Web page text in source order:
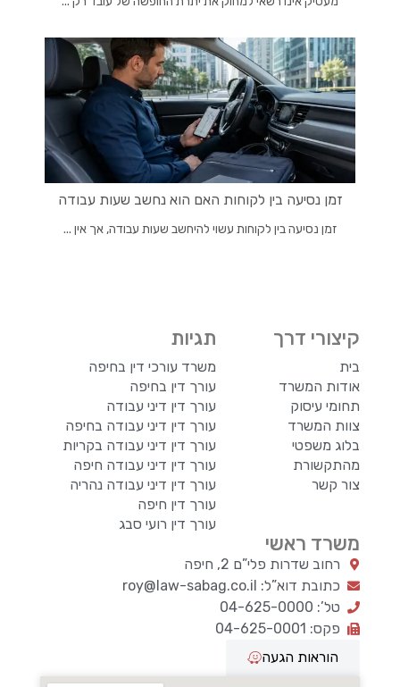
זמן נסיעה בין לקוחות האם הוא נחשב שעות עבודה
זמן נסיעה בין לקוחות עשוי להיחשב שעות עבודה, אך אין ...
משרד ראשי
רחוב שדרות פלי”ם 2, חיפה
כתובת דוא”ל: roy@law-sabag.co.il
טל’: 04-625-0000
פקס: 04-625-0001
הוראות הגעה
קיצורי דרך
בית
אודות המשרד
תחומי עיסוק
צוות המשרד
בלוג משפטי
מהתקשורת
צור קשר
תגיות
משרד עורכי דין בחיפה
עורך דין בחיפה
עורך דין דיני עבודה
עורך דין דיני עבודה בחיפה
עורך דין דיני עבודה בקריות
עורך דין דיני עבודה חיפה
עורך דין דיני עבודה נהריה
עורך דין חיפה
עורך דין רועי סבג